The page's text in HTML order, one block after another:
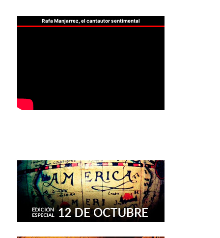
Rafa Manjarrez, el cantautor sentimental